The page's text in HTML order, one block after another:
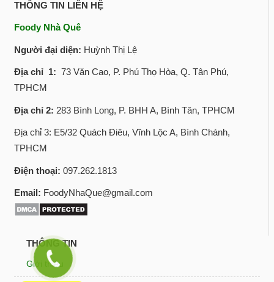
THÔNG TIN LIÊN HỆ
Foody Nhà Quê
Người đại diện: Huỳnh Thị Lệ
Địa chỉ 1: 73 Văn Cao, P. Phú Thọ Hòa, Q. Tân Phú,
TPHCM
Địa chỉ 2: 283 Bình Long, P. BHH A, Bình Tân, TPHCM
Địa chỉ 3: E5/32 Quách Điêu, Vĩnh Lộc A, Bình Chánh,
TPHCM
Điện thoại: 097.262.1813
Email: FoodyNhaQue@gmail.com
THÔNG TIN
Giới thiệu